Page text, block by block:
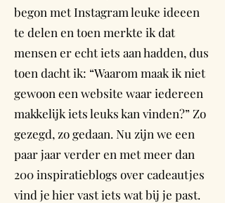
begon met Instagram leuke ideeen
te delen en toen merkte ik dat
mensen er echt iets aan hadden, dus
toen dacht ik: “Waarom maak ik niet
gewoon een website waar iedereen
makkelijk iets leuks kan vinden?” Zo
gezegd, zo gedaan. Nu zijn we een
paar jaar verder en met meer dan
200 inspiratieblogs over cadeautjes
vind je hier vast iets wat bij je past.